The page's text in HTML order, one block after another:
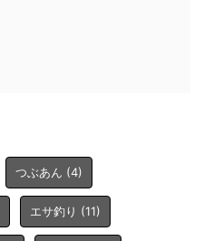
つぶあん (4)
エサ釣り (11)